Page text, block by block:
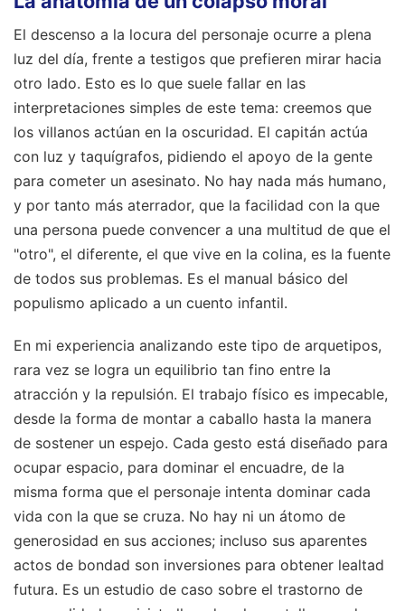
El descenso a la locura del personaje ocurre a plena
luz del día, frente a testigos que prefieren mirar hacia
otro lado. Esto es lo que suele fallar en las
interpretaciones simples de este tema: creemos que
los villanos actúan en la oscuridad. El capitán actúa
con luz y taquígrafos, pidiendo el apoyo de la gente
para cometer un asesinato. No hay nada más humano,
y por tanto más aterrador, que la facilidad con la que
una persona puede convencer a una multitud de que el
"otro", el diferente, el que vive en la colina, es la fuente
de todos sus problemas. Es el manual básico del
populismo aplicado a un cuento infantil.
En mi experiencia analizando este tipo de arquetipos,
rara vez se logra un equilibrio tan fino entre la
atracción y la repulsión. El trabajo físico es impecable,
desde la forma de montar a caballo hasta la manera
de sostener un espejo. Cada gesto está diseñado para
ocupar espacio, para dominar el encuadre, de la
misma forma que el personaje intenta dominar cada
vida con la que se cruza. No hay ni un átomo de
generosidad en sus acciones; incluso sus aparentes
actos de bondad son inversiones para obtener lealtad
futura. Es un estudio de caso sobre el trastorno de